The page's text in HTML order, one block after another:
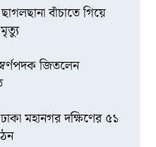
বাঁচাতে গিয়ে
জিতলেন
ঢাকা মহানগর দক্ষিণের ৫১